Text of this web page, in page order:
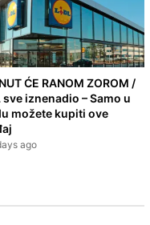
ĆE RANOM ZOROM /
sve iznenadio – Samo u
možete kupiti ove
ago